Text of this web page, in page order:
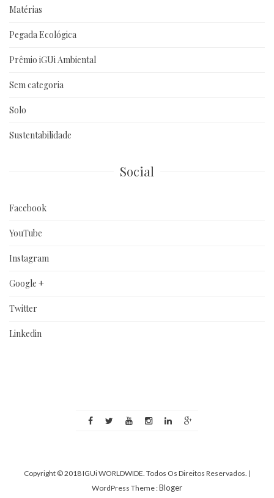
Matérias
Pegada Ecológica
Prêmio iGUi Ambiental
Sem categoria
Solo
Sustentabilidade
Social
Facebook
YouTube
Instagram
Google +
Twitter
Linkedin
Copyright © 2018 IGUi WORLDWIDE. Todos Os Direitos Reservados. |
WordPress Theme :Bloger